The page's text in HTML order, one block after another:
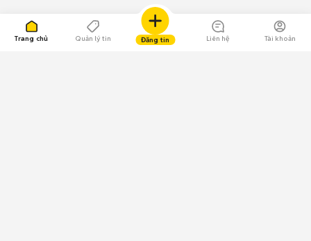
Trang chủ Quản lý tin Đăng tin Liên hệ Tài khoản